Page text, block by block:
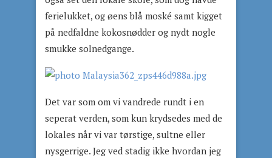
ferielukket, og øens blå moské samt kigget
på nedfaldne kokosnødder og nydt nogle
smukke solnedgange.
Det var som om vi vandrede rundt i en
seperat verden, som kun krydsedes med de
lokales når vi var tørstige, sultne eller
nysgerrige. Jeg ved stadig ikke hvordan jeg